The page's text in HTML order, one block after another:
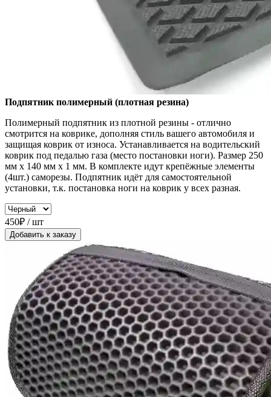
Подпятник полимерный (плотная резина)
Полимерный подпятник из плотной резины - отлично
смотрится на коврике, дополняя стиль вашего автомобиля и
защищая коврик от износа. Устанавливается на водительский
коврик под педалью газа (место постановки ноги). Размер 250
мм x 140 мм x 1 мм. В комплекте идут крепёжные элементы
(4шт.) саморезы. Подпятник идёт для самостоятельной
установки, т.к. постановка ноги на коврик у всех разная.
450₽ / шт
Добавить к заказу